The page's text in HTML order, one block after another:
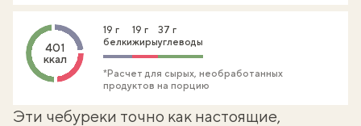
401
ккал
19 г
белки
19 г
жиры
37 г
углеводы
*Расчет для сырых, необработанных
продуктов на порцию
Эти чебуреки точно как настоящие,